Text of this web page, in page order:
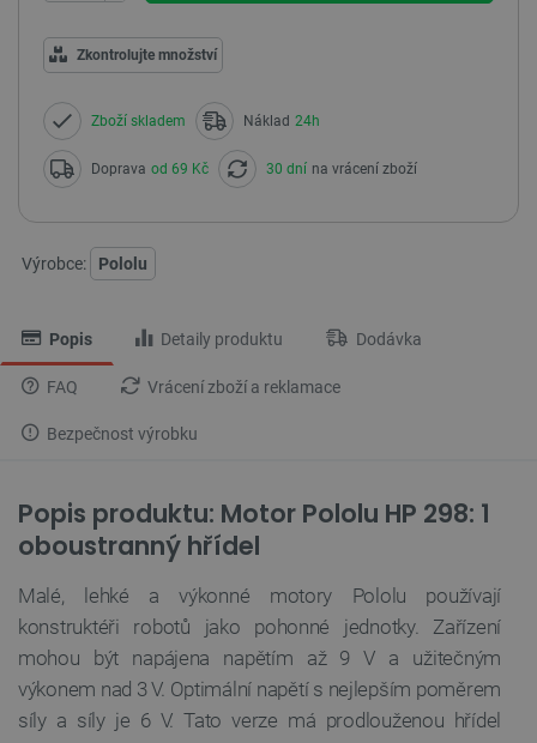
Zkontrolujte množství
Zboží skladem Náklad 24h
Doprava od 69 Kč 30 dní na vrácení zboží
Výrobce: Pololu
Popis Detaily produktu Dodávka
FAQ Vrácení zboží a reklamace
Bezpečnost výrobku
Popis produktu: Motor Pololu HP 298: 1
oboustranný hřídel
Malé, lehké a výkonné motory Pololu používají
konstruktéři robotů jako pohonné jednotky. Zařízení
mohou být napájena napětím až 9 V a užitečným
výkonem nad 3 V. Optimální napětí s nejlepším poměrem
síly a síly je 6 V. Tato verze má prodlouženou hřídel